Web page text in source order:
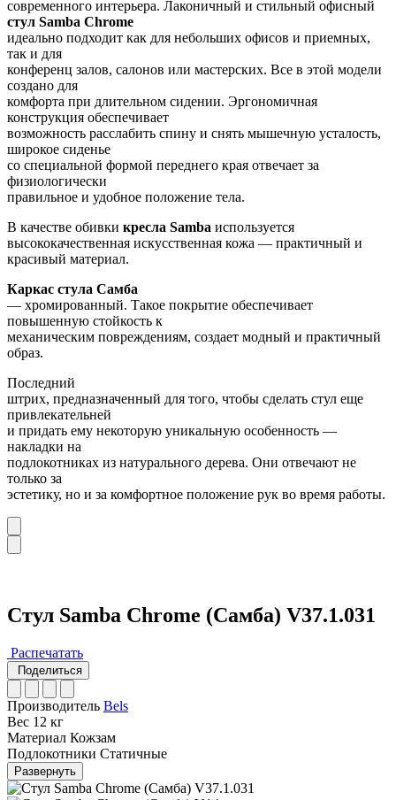
современного интерьера. Лаконичный и стильный офисный
стул Samba Chrome
идеально подходит как для небольших офисов и приемных,
так и для
конференц залов, салонов или мастерских. Все в этой модели
создано для
комфорта при длительном сидении. Эргономичная
конструкция обеспечивает
возможность расслабить спину и снять мышечную усталость,
широкое сиденье
со специальной формой переднего края отвечает за
физиологически
правильное и удобное положение тела.
В качестве обивки кресла Samba используется
высококачественная искусственная кожа — практичный и
красивый материал.
Каркас стула Самба
— хромированный. Такое покрытие обеспечивает
повышенную стойкость к
механическим повреждениям, создает модный и практичный
образ.
Последний
штрих, предназначенный для того, чтобы сделать стул еще
привлекательней
и придать ему некоторую уникальную особенность —
накладки на
подлокотниках из натурального дерева. Они отвечают не
только за
эстетику, но и за комфортное положение рук во время работы.
Стул Samba Chrome (Самба) V37.1.031
Распечатать
Поделиться
Производитель Bels
Вес 12 кг
Материал Кожзам
Подлокотники Статичные
Развернуть